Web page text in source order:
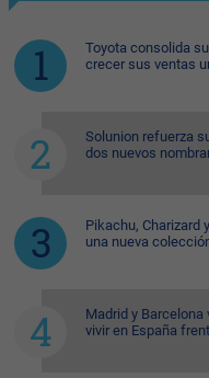
Toyota consolida
crecer sus ventas
Solunion refuerza
dos nuevos
Pikachu, Charizard
una nueva
Madrid y Barcelona
vivir en España